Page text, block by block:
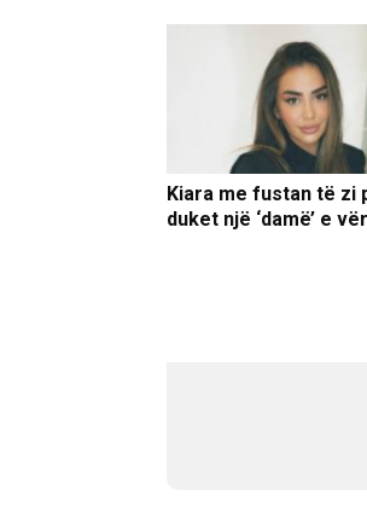
Kiara me fustan të zi
duket një ‘damë’ e